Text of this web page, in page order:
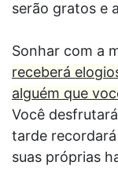
serão gratos e
Sonhar com a
receberá
alguém que
Você
tarde
suas próprias